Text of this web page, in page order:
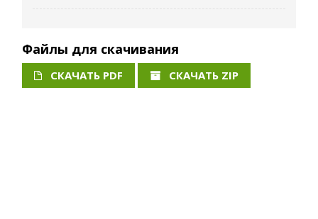
Файлы для скачивания
СКАЧАТЬ PDF СКАЧАТЬ ZIP